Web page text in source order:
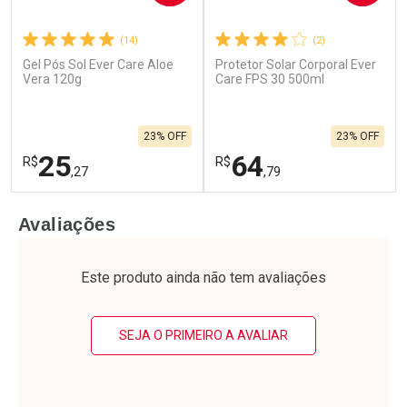
Ativar Desconto
Comprar sem Desconto
Ativar Desconto
Comprar sem Desconto
(14)
Gel Pós Sol Ever Care Aloe
Vera 120g
R$25,27
23% OFF
Laboratório
Por Menos
(2)
Protetor Solar Corporal Ever
Care FPS 30 500ml
R$64,79
23% OFF
Laboratório
Por Menos
Avaliações
Este produto ainda não tem avaliações
SEJA O PRIMEIRO A AVALIAR